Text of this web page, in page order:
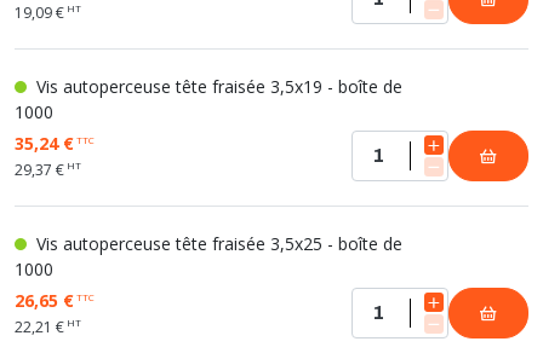
19,09 € HT
Vis autoperceuse tête fraisée 3,5x19 - boîte de
1000
35,24 €TTC
29,37 € HT
Vis autoperceuse tête fraisée 3,5x25 - boîte de
1000
26,65 €TTC
22,21 € HT